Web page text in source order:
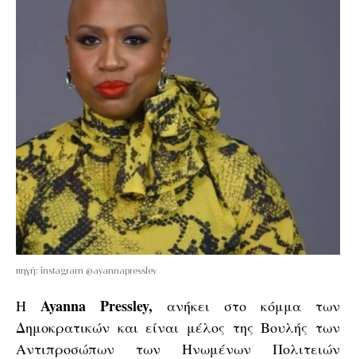
πηγή: instagram @ayannapressley
Η Ayanna Pressley, ανήκει στο κόμμα των
Δημοκρατικών και είναι μέλος της Βουλής των
Αντιπροσώπων των Ηνωμένων Πολιτειών